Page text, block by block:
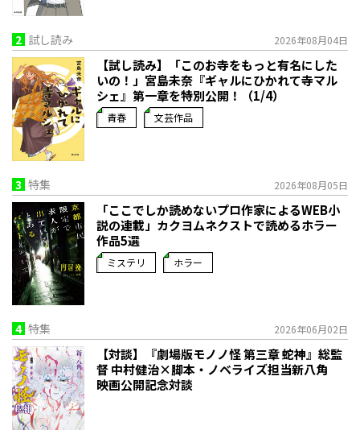
2 試し読み 2026年08月04日
【試し読み】「このお寺をもっと有名にした
いの！」宮島未奈『ギャルにひかれて寺マル
シェ』第一章を特別公開！（1/4）
青春 文芸作品
3 特集 2026年08月05日
「ここでしか読めないプロ作家によるWEB小
説の連載」――カクヨムネクストで読めるホラー
作品5選
ミステリ ホラー
4 特集 2026年06月02日
【対談】『劇場版モノノ怪 第三章 蛇神』総監
督 中村健治×脚本・ノベライズ担当新八角
映画公開記念対談